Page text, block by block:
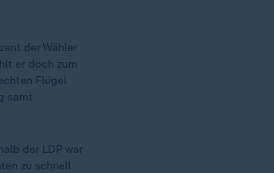
der Wähler
er doch zum
Flügel
samt
der LDP war
zu schnell